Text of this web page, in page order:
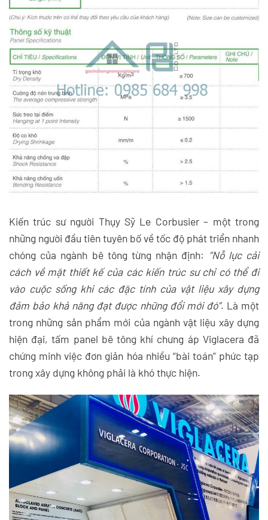
Kiến trúc sư người Thụy Sỹ Le Corbusier – một trong
những người đầu tiên tuyên bố về tốc độ phát triển nhanh
chóng của ngành bê tông từng nhận định: “Nỗ lực cải
cách về mặt thiết kế của các kiến trúc sư chỉ có thể đi
vào cuộc sống khi các đặc tính của vật liệu xây dựng
đảm bảo khả năng đạt được những đổi mới đó”. Là một
trong những sản phẩm mới của ngành vật liệu xây dựng
hiện đại, tấm panel bê tông khí chưng áp Viglacera đã
chứng minh việc đơn giản hóa nhiều “bài toán” phức tạp
trong xây dựng không phải là khó thực hiện.